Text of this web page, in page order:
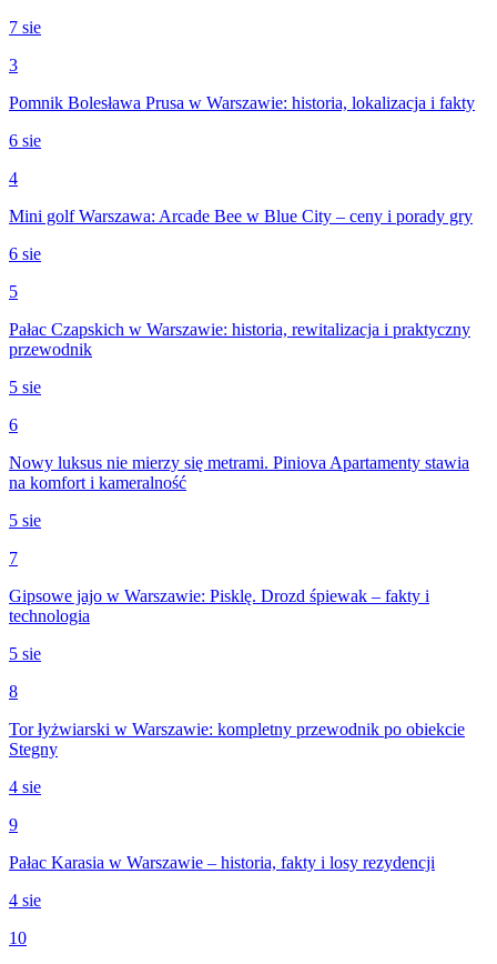
7 sie
3
Pomnik Bolesława Prusa w Warszawie: historia, lokalizacja i fakty
6 sie
4
Mini golf Warszawa: Arcade Bee w Blue City – ceny i porady gry
6 sie
5
Pałac Czapskich w Warszawie: historia, rewitalizacja i praktyczny
przewodnik
5 sie
6
Nowy luksus nie mierzy się metrami. Piniova Apartamenty stawia
na komfort i kameralność
5 sie
7
Gipsowe jajo w Warszawie: Pisklę. Drozd śpiewak – fakty i
technologia
5 sie
8
Tor łyżwiarski w Warszawie: kompletny przewodnik po obiekcie
Stegny
4 sie
9
Pałac Karasia w Warszawie – historia, fakty i losy rezydencji
4 sie
10